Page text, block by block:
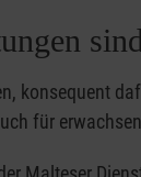
konsequent
für